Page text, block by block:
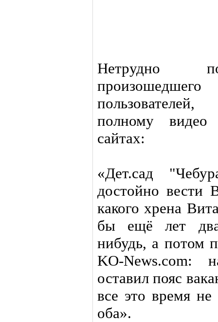
Нетрудно
полному видео
сайтах:
«Дет.сад
достойно
какого хрена
бы ещё лет
нибудь, а потом
KO-News.com:
оставил пояс
все это время не
оба».